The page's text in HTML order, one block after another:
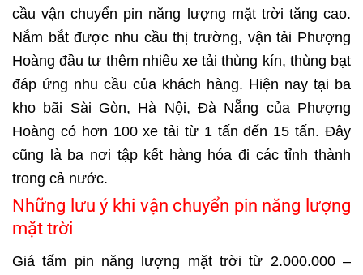
cầu vận chuyển pin năng lượng mặt trời tăng cao.
Nắm bắt được nhu cầu thị trường, vận tải Phượng
Hoàng đầu tư thêm nhiều xe tải thùng kín, thùng bạt
đáp ứng nhu cầu của khách hàng. Hiện nay tại ba
kho bãi Sài Gòn, Hà Nội, Đà Nẵng của Phượng
Hoàng có hơn 100 xe tải từ 1 tấn đến 15 tấn. Đây
cũng là ba nơi tập kết hàng hóa đi các tỉnh thành
trong cả nước.
Những lưu ý khi vận chuyển pin năng lượng
mặt trời
Giá tấm pin năng lượng mặt trời từ 2.000.000 –